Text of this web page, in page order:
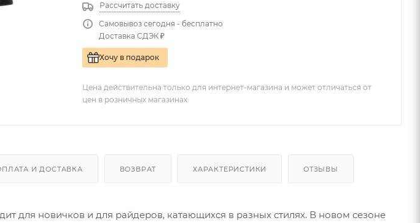
Рассчитать доставку
Самовывоз сегодня - бесплатно
Доставка СДЭК ₽
Хочу в подарок
Цена действительна только для интернет-магазина и может отличаться от
цен в розничных магазинах
И ДОСТАВКА ВОЗВРАТ ХАРАКТЕРИСТИКИ ОТЗЫВЫ
для новичков и для райдеров, катающихся в разных стилях. В новом сезоне